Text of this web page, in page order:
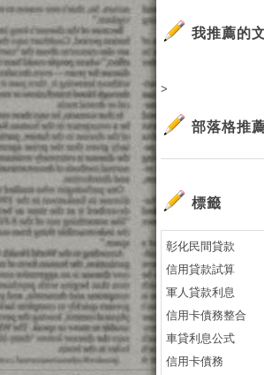
我推薦的
>
部落格推
標籤
彰化民間貸款
信用貸款試算
軍人貸款利息
信用卡債務整合
車貸利息公式
信用卡債務